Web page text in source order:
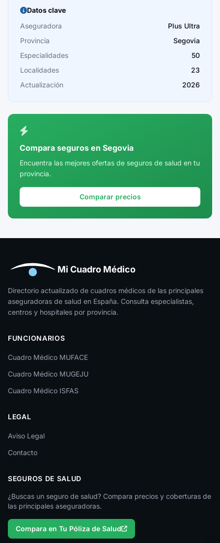
Burgos
Cáceres
Cádiz
Cantabria
Castellón
Córdoba
Cuenca
Girona
Huesca
Jaén
La Rioja
León
Lleida
Lugo
Málaga
Melilla
Murcia
Palencia
Pontevedra
Datos clave
Aseguradora
Plus Ultra
Provincia
Segovia
Especialidades
50
Localidades
23
Actualización
2026
Compara seguros en Segovia
Encuentra las mejores ofertas de seguros de salud en tu
provincia.
Comparar precios
Mi Cuadro Médico
Directorio actualizado de cuadros médicos de las principales
aseguradoras de salud en España. Consulta especialistas,
centros y hospitales por provincia.
FUNCIONARIOS
Cuadro Médico MUFACE
Cuadro Médico MUGEJU
Cuadro Médico ISFAS
LEGAL
Aviso Legal
Contacto
SEGUROS DE SALUD
¿Buscas un seguro de salud? Compara precios y coberturas de
las principales aseguradoras.
Compara en Tu Póliza de Salud